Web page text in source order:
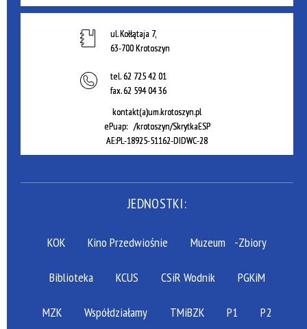
ul. Kołłątaja 7,
63-700 Krotoszyn
tel.62 725 42 01
fax.62 594 04 36
kontakt(a)um.krotoszyn.pl
ePuap: /krotoszyn/SkrytkaESP
AE:PL-18925-51162-DIDWC-28
JEDNOSTKI:
KOK Kino Przedwiośnie Muzeum -Zbiory
Biblioteka KCUS CSiR Wodnik PGKiM
MZK Współdziałamy TMiBZK P1 P2